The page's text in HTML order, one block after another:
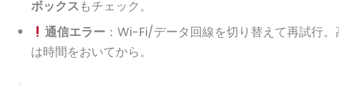
ボックス もチェック。
通信エラー ：Wi-Fi/データ回線を切り替えて再試行
は時間をおいてから。